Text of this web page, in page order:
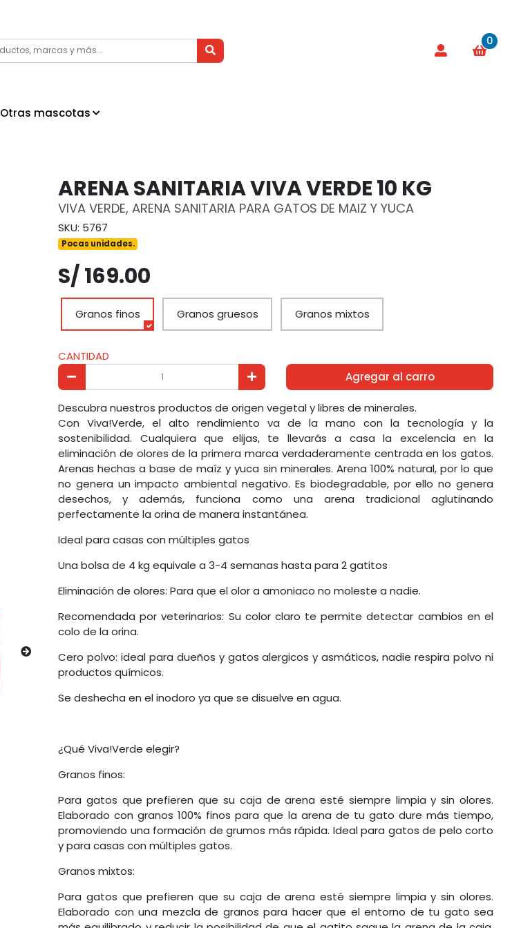
0
Otras mascotas
ARENA SANITARIA VIVA VERDE 10 KG
VIVA VERDE, ARENA SANITARIA PARA GATOS DE MAIZ Y YUCA
SKU: 5767
Pocas unidades.
S/ 169.00
Granos finos Granos gruesos Granos mixtos
CANTIDAD
Agregar al carro
Descubra nuestros productos de origen vegetal y libres de minerales.
Con Viva!Verde, el alto rendimiento va de la mano con la tecnología y la
sostenibilidad. Cualquiera que elijas, te llevarás a casa la excelencia en la
eliminación de olores de la primera marca verdaderamente centrada en los gatos.
Arenas hechas a base de maíz y yuca sin minerales. Arena 100% natural, por lo que
no genera un impacto ambiental negativo. Es biodegradable, por ello no genera
desechos, y además, funciona como una arena tradicional aglutinando
perfectamente la orina de manera instantánea.
Ideal para casas con múltiples gatos
Una bolsa de 4 kg equivale a 3-4 semanas hasta para 2 gatitos
Eliminación de olores: Para que el olor a amoniaco no moleste a nadie.
Recomendada por veterinarios: Su color claro te permite detectar cambios en el
colo de la orina.
Cero polvo: ideal para dueños y gatos alergicos y asmáticos, nadie respira polvo ni
productos químicos.
Se deshecha en el inodoro ya que se disuelve en agua.
¿Qué Viva!Verde elegir?
Granos finos:
Para gatos que prefieren que su caja de arena esté siempre limpia y sin olores.
Elaborado con granos 100% finos para que la arena de tu gato dure más tiempo,
promoviendo una formación de grumos más rápida. Ideal para gatos de pelo corto
y para casas con múltiples gatos.
Granos mixtos:
Para gatos que prefieren que su caja de arena esté siempre limpia y sin olores.
Elaborado con una mezcla de granos para hacer que el entorno de tu gato sea